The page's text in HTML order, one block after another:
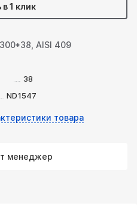
1 клик
AISI 409
38
ND1547
товара
менеджер